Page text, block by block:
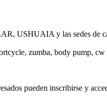
USHUAIA y las sedes
zumba, body pump,
pueden inscribirse y